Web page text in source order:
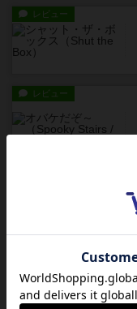
レビュー
レビュー
レビュー